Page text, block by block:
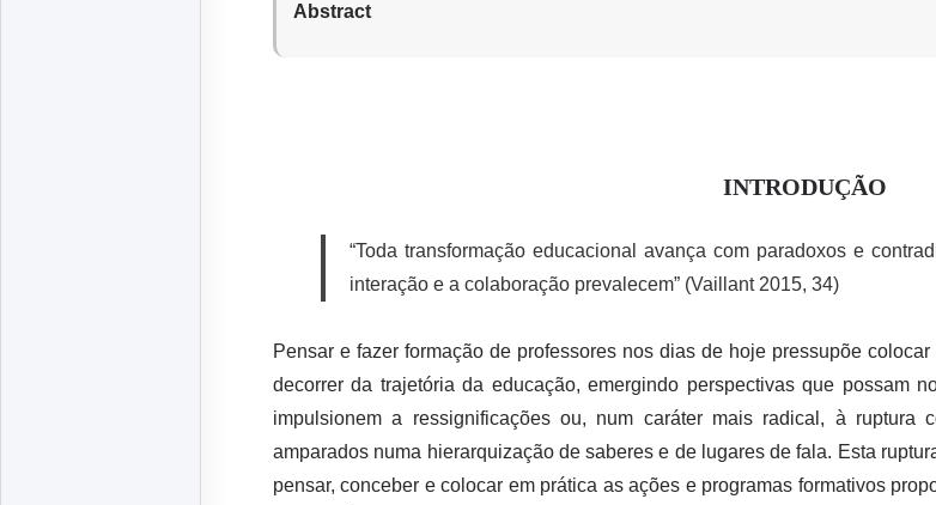
Abstract
INTRODUÇÃO
“Toda transformação educacional avança com paradoxos e
interação e a colaboração prevalecem” (Vaillant 2015, 34)
Pensar e fazer formação de professores nos dias de hoje pressupõe
decorrer da trajetória da educação, emergindo perspectivas que possam
impulsionem a ressignificações ou, num caráter mais radical, à ruptura
amparados numa hierarquização de saberes e de lugares de fala. Esta
pensar, conceber e colocar em prática as ações e programas formativos